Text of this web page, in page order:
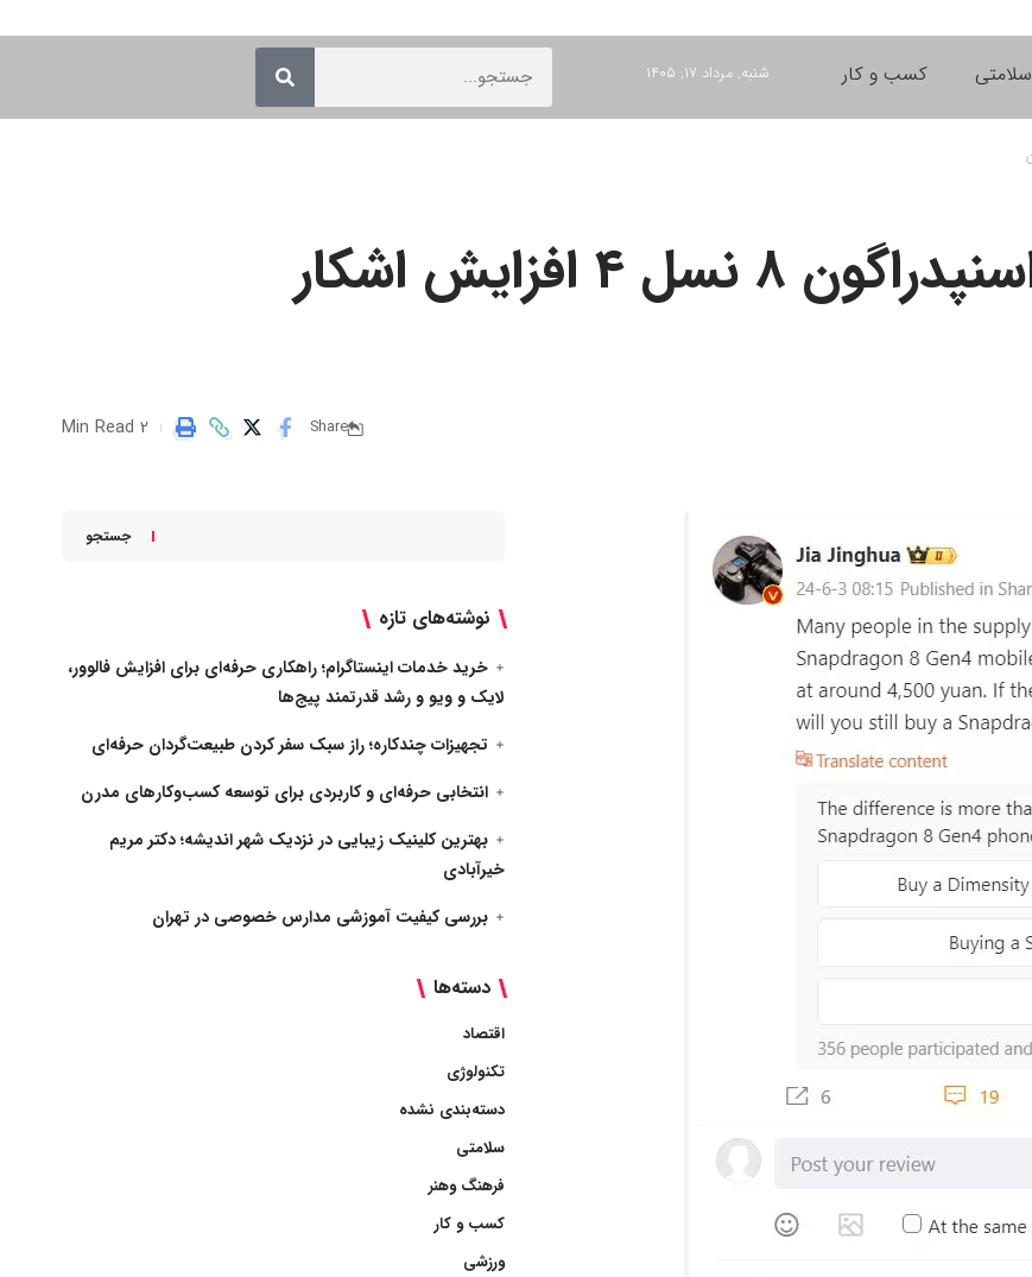
سلامتی کسب و کار شنبه, مرداد ۱۷, ۱۴۰۵
قیمت تلفنهای تجهیزبه اسنپدراگون ۸ نسل ۴ افزایش اشکار
Share
2 Min Read
جستجو
نوشته‌های تازه
خرید خدمات اینستاگرام؛ راهکاری حرفه‌ای برای افزایش فالوور،
لایک و ویو و رشد قدرتمند پیج‌ها
تجهیزات چندکاره؛ راز سبک سفر کردن طبیعت‌گردان حرفه‌ای
انتخابی حرفه‌ای و کاربردی برای توسعه کسب‌وکارهای مدرن
بهترین کلینیک زیبایی در نزدیک شهر اندیشه؛ دکتر مریم
خیرآبادی
بررسی کیفیت آموزشی مدارس خصوصی در تهران
دسته‌ها
اقتصاد
تکنولوژی
دسته‌بندی نشده
سلامتی
فرهنگ وهنر
کسب و کار
ورزشی